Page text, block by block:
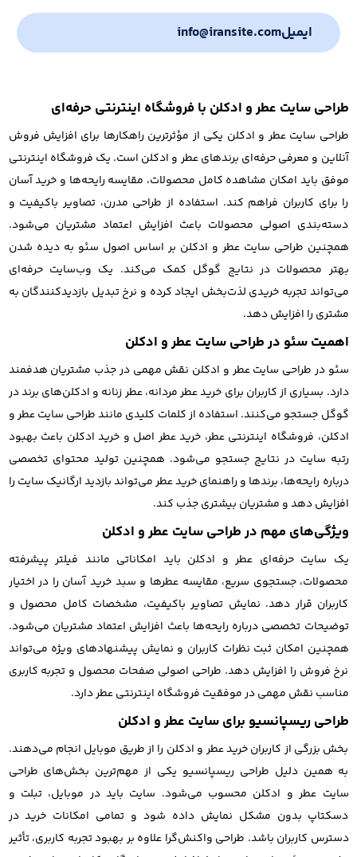
ایمیلinfo@iransite.com
طراحی سایت عطر و ادکلن با فروشگاه اینترنتی حرفه‌ای
طراحی سایت عطر و ادکلن یکی از مؤثرترین راهکارها برای افزایش فروش
آنلاین و معرفی حرفه‌ای برندهای عطر و ادکلن است. یک فروشگاه اینترنتی
موفق باید امکان مشاهده کامل محصولات، مقایسه رایحه‌ها و خرید آسان
را برای کاربران فراهم کند. استفاده از طراحی مدرن، تصاویر باکیفیت و
دسته‌بندی اصولی محصولات باعث افزایش اعتماد مشتریان می‌شود.
همچنین طراحی سایت عطر و ادکلن بر اساس اصول سئو به دیده شدن
بهتر محصولات در نتایج گوگل کمک می‌کند. یک وب‌سایت حرفه‌ای
می‌تواند تجربه خریدی لذت‌بخش ایجاد کرده و نرخ تبدیل بازدیدکنندگان به
مشتری را افزایش دهد.
اهمیت سئو در طراحی سایت عطر و ادکلن
سئو در طراحی سایت عطر و ادکلن نقش مهمی در جذب مشتریان هدفمند
دارد. بسیاری از کاربران برای خرید عطر مردانه، عطر زنانه و ادکلن‌های برند در
گوگل جستجو می‌کنند. استفاده از کلمات کلیدی مانند طراحی سایت عطر و
ادکلن، فروشگاه اینترنتی عطر، خرید عطر اصل و خرید ادکلن باعث بهبود
رتبه سایت در نتایج جستجو می‌شود. همچنین تولید محتوای تخصصی
درباره رایحه‌ها، برندها و راهنمای خرید عطر می‌تواند بازدید ارگانیک سایت را
افزایش دهد و مشتریان بیشتری جذب کند.
ویژگی‌های مهم در طراحی سایت عطر و ادکلن
یک سایت حرفه‌ای عطر و ادکلن باید امکاناتی مانند فیلتر پیشرفته
محصولات، جستجوی سریع، مقایسه عطرها و سبد خرید آسان را در اختیار
کاربران قرار دهد. نمایش تصاویر باکیفیت، مشخصات کامل محصول و
توضیحات تخصصی درباره رایحه‌ها باعث افزایش اعتماد مشتریان می‌شود.
همچنین امکان ثبت نظرات کاربران و نمایش پیشنهادهای ویژه می‌تواند
نرخ فروش را افزایش دهد. طراحی اصولی صفحات محصول و تجربه کاربری
مناسب نقش مهمی در موفقیت فروشگاه اینترنتی عطر دارد.
طراحی ریسپانسیو برای سایت عطر و ادکلن
بخش بزرگی از کاربران خرید عطر و ادکلن را از طریق موبایل انجام می‌دهند.
به همین دلیل طراحی ریسپانسیو یکی از مهم‌ترین بخش‌های طراحی
سایت عطر و ادکلن محسوب می‌شود. سایت باید در موبایل، تبلت و
دسکتاپ بدون مشکل نمایش داده شود و تمامی امکانات خرید در
دسترس کاربران باشد. طراحی واکنش‌گرا علاوه بر بهبود تجربه کاربری، تأثیر